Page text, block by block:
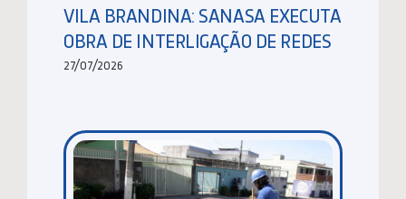
VILA BRANDINA: SANASA EXECUTA
OBRA DE INTERLIGAÇÃO DE REDES
27/07/2026